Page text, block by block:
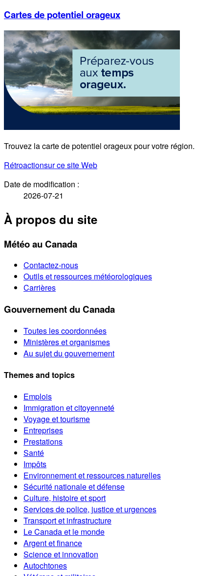
Cartes de potentiel orageux
Trouvez la carte de potentiel orageux pour votre région.
Rétroactionsur ce site Web
Date de modification :
2026-07-21
À propos du site
Météo au Canada
Contactez-nous
Outils et ressources météorologiques
Carrières
Gouvernement du Canada
Toutes les coordonnées
Ministères et organismes
Au sujet du gouvernement
Themes and topics
Emplois
Immigration et citoyenneté
Voyage et tourisme
Entreprises
Prestations
Santé
Impôts
Environnement et ressources naturelles
Sécurité nationale et défense
Culture, histoire et sport
Services de police, justice et urgences
Transport et infrastructure
Le Canada et le monde
Argent et finance
Science et innovation
Autochtones